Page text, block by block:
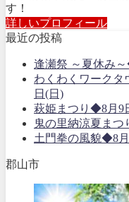
す！
詳しいプロフィール
最近の投稿
逢瀬祭 ～夏休み
わくわくワーク
日(日)
萩姫まつり◆8月9
鬼の里納涼夏まつ
土門拳の風貌◆8
郡山市